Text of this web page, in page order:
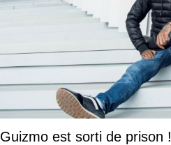
Guizmo est sorti de prison !